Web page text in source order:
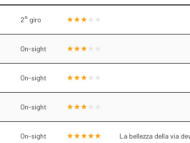
2° giro
On-sight
On-sight
On-sight
On-sight La bellezza della via